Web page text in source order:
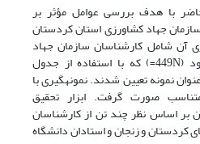
با هدف بررسی عوامل مؤثر بر
جهاد کشاورزی استان کردستان
آن شامل کارشناسان سازمان جهاد
کشاورزی استان کردستان بود (449N=) که با استفاده از جدول
220 نفر به عنوان نمونه تعیین شدند. نمونه­گیری با
صورت گرفت. ابزار تحقیق
بر اساس نظر چند تن از کارشناسان
کردستان و زنجان و استادان دانشگاه